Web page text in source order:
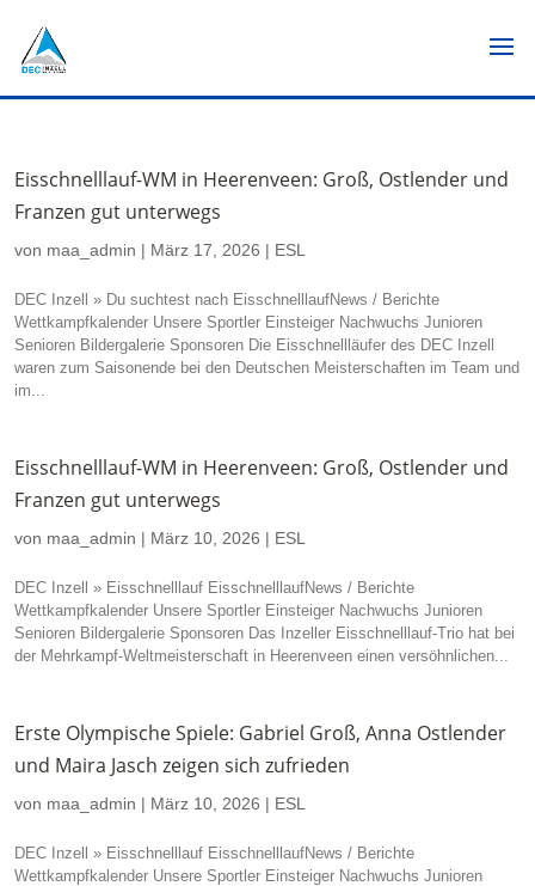
Eisschnelllauf-WM in Heerenveen: Groß, Ostlender und
Franzen gut unterwegs
von maa_admin | März 17, 2026 | ESL
DEC Inzell » Du suchtest nach EisschnelllaufNews / Berichte
Wettkampfkalender Unsere Sportler Einsteiger Nachwuchs Junioren
Senioren Bildergalerie Sponsoren Die Eisschnellläufer des DEC Inzell
waren zum Saisonende bei den Deutschen Meisterschaften im Team und
im...
Eisschnelllauf-WM in Heerenveen: Groß, Ostlender und
Franzen gut unterwegs
von maa_admin | März 10, 2026 | ESL
DEC Inzell » Eisschnelllauf EisschnelllaufNews / Berichte
Wettkampfkalender Unsere Sportler Einsteiger Nachwuchs Junioren
Senioren Bildergalerie Sponsoren Das Inzeller Eisschnelllauf-Trio hat bei
der Mehrkampf-Weltmeisterschaft in Heerenveen einen versöhnlichen...
Erste Olympische Spiele: Gabriel Groß, Anna Ostlender
und Maira Jasch zeigen sich zufrieden
von maa_admin | März 10, 2026 | ESL
DEC Inzell » Eisschnelllauf EisschnelllaufNews / Berichte
Wettkampfkalender Unsere Sportler Einsteiger Nachwuchs Junioren